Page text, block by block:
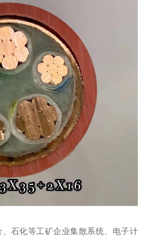
石化等工矿企业集散系统、电子计